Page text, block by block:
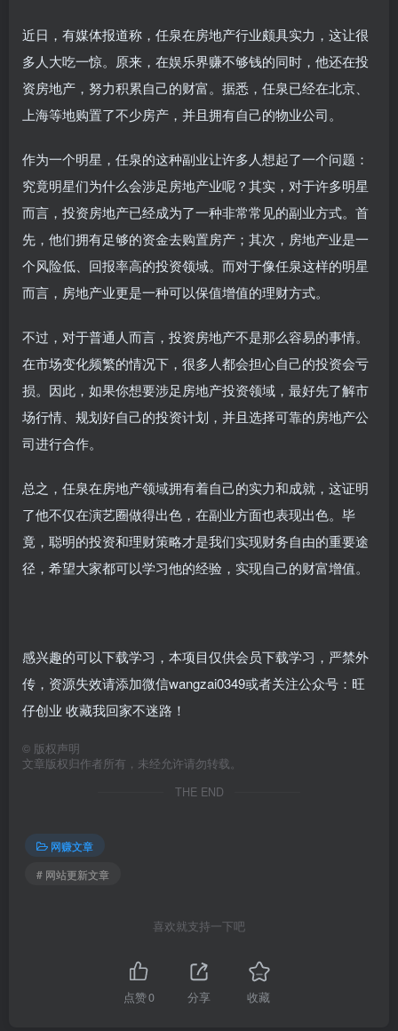
近日，有媒体报道称，任泉在房地产行业颇具实力，这让很
多人大吃一惊。原来，在娱乐界赚不够钱的同时，他还在投
资房地产，努力积累自己的财富。据悉，任泉已经在北京、
上海等地购置了不少房产，并且拥有自己的物业公司。
作为一个明星，任泉的这种副业让许多人想起了一个问题：
究竟明星们为什么会涉足房地产业呢？其实，对于许多明星
而言，投资房地产已经成为了一种非常常见的副业方式。首
先，他们拥有足够的资金去购置房产；其次，房地产业是一
个风险低、回报率高的投资领域。而对于像任泉这样的明星
而言，房地产业更是一种可以保值增值的理财方式。
不过，对于普通人而言，投资房地产不是那么容易的事情。
在市场变化频繁的情况下，很多人都会担心自己的投资会亏
损。因此，如果你想要涉足房地产投资领域，最好先了解市
场行情、规划好自己的投资计划，并且选择可靠的房地产公
司进行合作。
总之，任泉在房地产领域拥有着自己的实力和成就，这证明
了他不仅在演艺圈做得出色，在副业方面也表现出色。毕
竟，聪明的投资和理财策略才是我们实现财务自由的重要途
径，希望大家都可以学习他的经验，实现自己的财富增值。
感兴趣的可以下载学习，本项目仅供会员下载学习，严禁外
传，资源失效请添加微信wangzai0349或者关注公众号：旺
仔创业 收藏我回家不迷路！
© 版权声明
文章版权归作者所有，未经允许请勿转载。
THE END
网赚文章
# 网站更新文章
喜欢就支持一下吧
点赞0 分享 收藏